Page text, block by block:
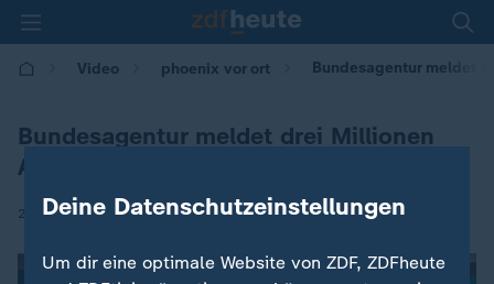
Video phoenix vor ort Bundesagentur meldet
Bundesagentur meldet drei Millionen
Arbeitslose
29.08.2025 | 14:49
Deine Datenschutzeinstellungen
Um dir eine optimale Website von ZDF, ZDFheute